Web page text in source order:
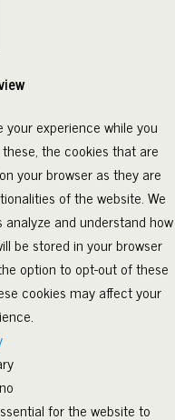
experience while you
the cookies that are
your browser as they are
of the website. We
and understand how
be stored in your browser
option to opt-out of these
cookies may affect your
for the website to